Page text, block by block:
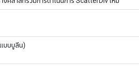
บบบูลีน)